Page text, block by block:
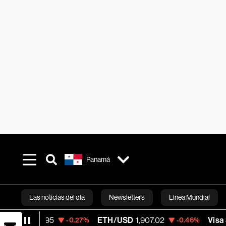
Panamá
Las noticias del día Newsletters Línea Mundial
Bloomberg
ETH/USD 1,907.02 -0.46% Visa 368.54 -